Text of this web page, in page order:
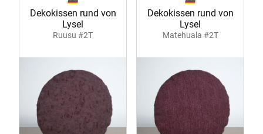
Dekokissen rund von
Lysel
Ruusu #2T
Dekokissen rund von
Lysel
Matehuala #2T